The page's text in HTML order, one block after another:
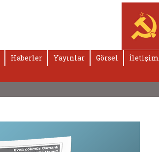
Haberler Yayınlar Görsel İletişim